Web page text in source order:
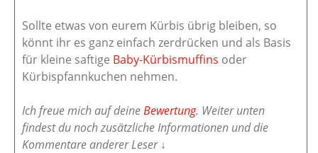
Sollte etwas von eurem Kürbis übrig bleiben, so
könnt ihr es ganz einfach zerdrücken und als Basis
für kleine saftige Baby-Kürbismuffins oder
Kürbispfannkuchen nehmen.
Ich freue mich auf deineBewertung. Weiter unten
findest du noch zusätzliche Informationen und die
Kommentare anderer Leser ↓